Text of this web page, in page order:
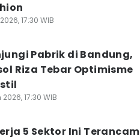
17:30 WIB
Pabrik di Bandung,
Riza Tebar Optimisme
2026, 17:30 WIB
5 Sektor Ini Terancam